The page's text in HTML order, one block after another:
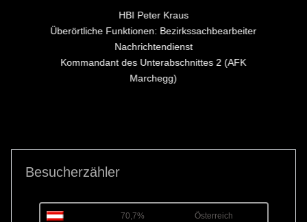
HBI Peter Kraus
Überörtliche Funktionen: Bezirkssachbearbeiter
Nachrichtendienst
Kommandant des Unterabschnittes 2 (AFK
Marchegg)
Besucherzähler
70,7%
Österreich